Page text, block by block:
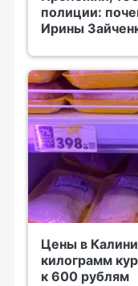
полиции:
Ирины
Цены в
килограмм
к 600 рублям